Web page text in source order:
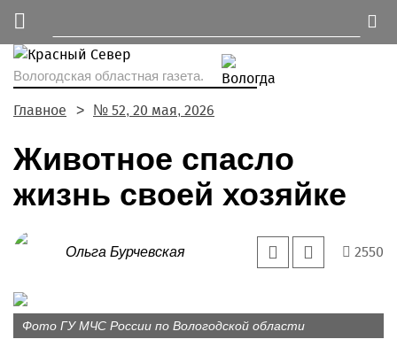
Вологодская областная газета.
Главное № 52, 20 мая, 2026
Животное спасло
жизнь своей хозяйке
Ольга Бурчевская 2550
Фото ГУ МЧС России по Вологодской области